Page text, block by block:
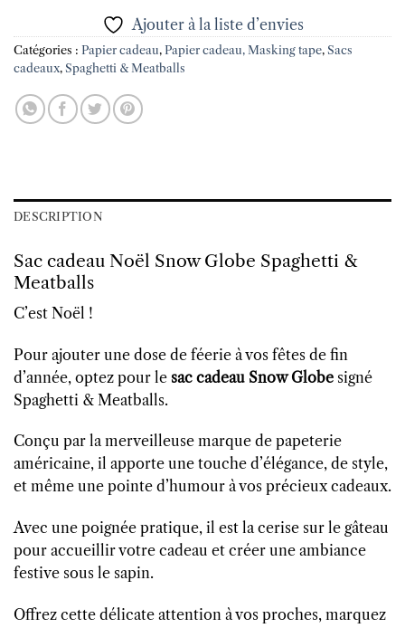
Ajouter à la liste d’envies
Catégories : Papier cadeau, Papier cadeau, Masking tape, Sacs
cadeaux, Spaghetti & Meatballs
DESCRIPTION
Sac cadeau Noël Snow Globe Spaghetti &
Meatballs
C’est Noël !
Pour ajouter une dose de féerie à vos fêtes de fin
d’année, optez pour le sac cadeau Snow Globe signé
Spaghetti & Meatballs.
Conçu par la merveilleuse marque de papeterie
américaine, il apporte une touche d’élégance, de style,
et même une pointe d’humour à vos précieux cadeaux.
Avec une poignée pratique, il est la cerise sur le gâteau
pour accueillir votre cadeau et créer une ambiance
festive sous le sapin.
Offrez cette délicate attention à vos proches, marquez